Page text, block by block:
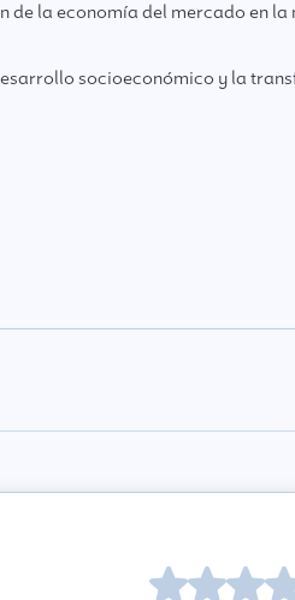
de la economía del mercado en la
socioeconómico y la